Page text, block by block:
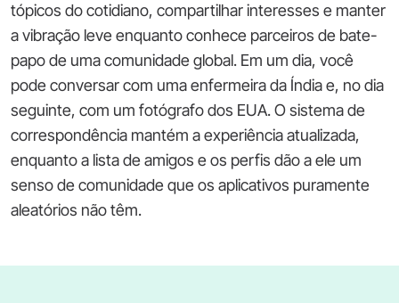
tópicos do cotidiano, compartilhar interesses e manter
a vibração leve enquanto conhece parceiros de bate-
papo de uma comunidade global. Em um dia, você
pode conversar com uma enfermeira da Índia e, no dia
seguinte, com um fotógrafo dos EUA. O sistema de
correspondência mantém a experiência atualizada,
enquanto a lista de amigos e os perfis dão a ele um
senso de comunidade que os aplicativos puramente
aleatórios não têm.